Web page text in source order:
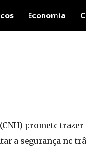
Economia
promete
a segurança no